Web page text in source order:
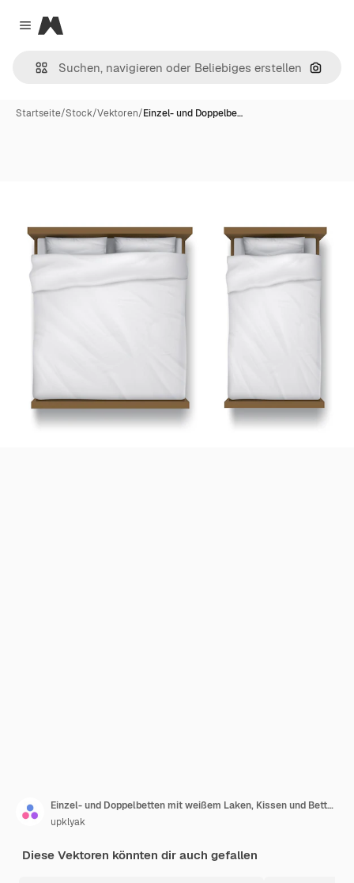
Close menu
Magnific
Nach
Startseite/Stock/Vektoren/Einzel- und Doppelbe…
Einzel- und Doppelbetten mit weißem Laken, Kissen und Bettdecke
upklyak
Diese Vektoren könnten dir auch gefallen